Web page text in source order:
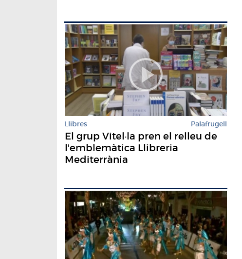
Llibres Palafrugell
El grup Vitel·la pren el relleu de
l'emblemàtica Llibreria
Mediterrània